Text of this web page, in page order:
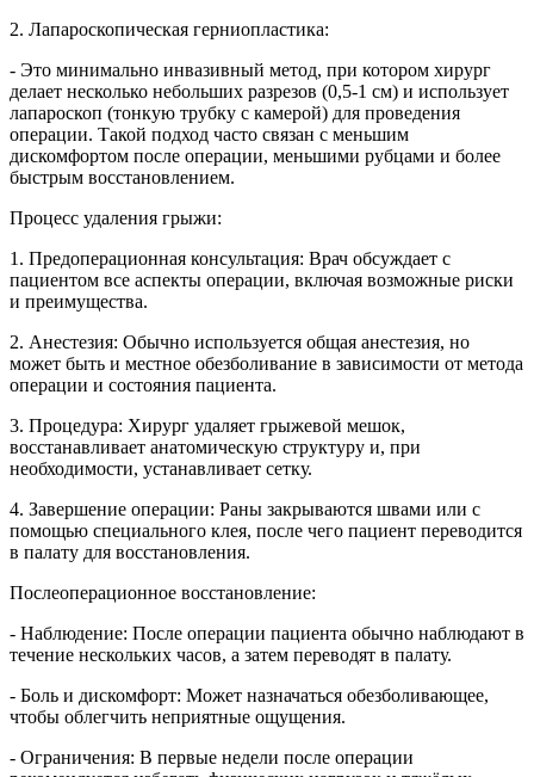
2. Лапароскопическая герниопластика:
- Это минимально инвазивный метод, при котором хирург
делает несколько небольших разрезов (0,5-1 см) и использует
лапароскоп (тонкую трубку с камерой) для проведения
операции. Такой подход часто связан с меньшим
дискомфортом после операции, меньшими рубцами и более
быстрым восстановлением.
Процесс удаления грыжи:
1. Предоперационная консультация: Врач обсуждает с
пациентом все аспекты операции, включая возможные риски
и преимущества.
2. Анестезия: Обычно используется общая анестезия, но
может быть и местное обезболивание в зависимости от метода
операции и состояния пациента.
3. Процедура: Хирург удаляет грыжевой мешок,
восстанавливает анатомическую структуру и, при
необходимости, устанавливает сетку.
4. Завершение операции: Раны закрываются швами или с
помощью специального клея, после чего пациент переводится
в палату для восстановления.
Послеоперационное восстановление:
- Наблюдение: После операции пациента обычно наблюдают в
течение нескольких часов, а затем переводят в палату.
- Боль и дискомфорт: Может назначаться обезболивающее,
чтобы облегчить неприятные ощущения.
- Ограничения: В первые недели после операции